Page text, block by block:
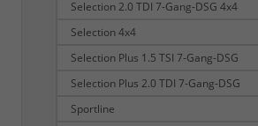
Selection 2.0 TDI 7-Gang-DSG 4x4
Selection 4x4
Selection Plus 1.5 TSI 7-Gang-DSG
Selection Plus 2.0 TDI 7-Gang-DSG
Sportline